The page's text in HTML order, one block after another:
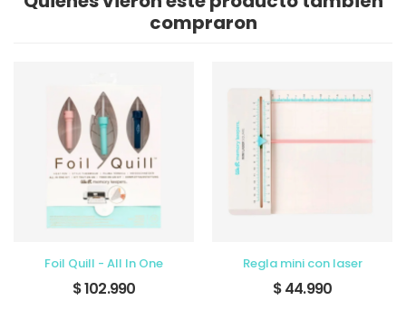
compraron
Foil Quill - All In One
$ 102.990
Regla mini con laser
$ 44.990